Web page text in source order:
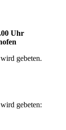
Uhr
gebeten.
gebeten: